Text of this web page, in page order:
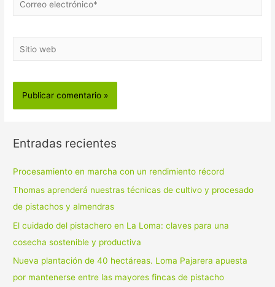
Sitio
Entradas recientes
Procesamiento en marcha con un rendimiento récord
Thomas aprenderá nuestras técnicas de cultivo y procesado
de pistachos y almendras
El cuidado del pistachero en La Loma: claves para una
cosecha sostenible y productiva
Nueva plantación de 40 hectáreas. Loma Pajarera apuesta
por mantenerse entre las mayores fincas de pistacho